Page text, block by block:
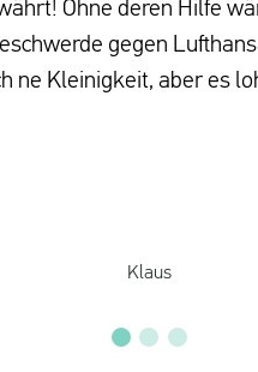
Ohne deren Hilfe
gegen
ne Kleinigkeit, aber es
Klaus